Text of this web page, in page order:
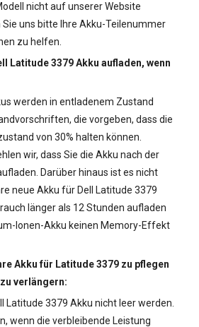
nicht auf unserer Website
uns bitte Ihre Akku-Teilenummer
zu helfen.
Latitude 3379 Akku aufladen, wenn
werden in entladenem Zustand
die vorgeben, dass die
von 30% halten können.
wir, dass Sie die Akku nach der
Darüber hinaus ist es nicht
neue Akku für Dell Latitude 3379
länger als 12 Stunden aufladen
Ionen-Akku keinen Memory-Effekt
Akku für Latitude 3379 zu pflegen
verlängern:
Latitude 3379 Akku nicht leer werden.
wenn die verbleibende Leistung